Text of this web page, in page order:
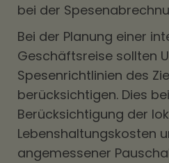
bei der
Bei der Planung einer
Geschäftsreise sollten
Spesenrichtlinien des
berücksichtigen. Dies
Berücksichtigung der
Lebenshaltungskosten
angemessener